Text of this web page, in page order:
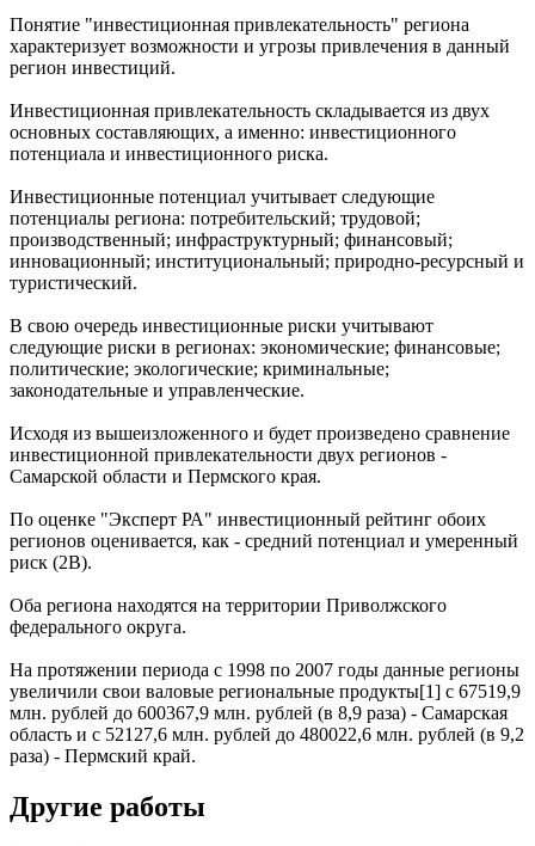
Понятие "инвестиционная привлекательность" региона
характеризует возможности и угрозы привлечения в данный
регион инвестиций.
Инвестиционная привлекательность складывается из двух
основных составляющих, а именно: инвестиционного
потенциала и инвестиционного риска.
Инвестиционные потенциал учитывает следующие
потенциалы региона: потребительский; трудовой;
производственный; инфраструктурный; финансовый;
инновационный; институциональный; природно-ресурсный и
туристический.
В свою очередь инвестиционные риски учитывают
следующие риски в регионах: экономические; финансовые;
политические; экологические; криминальные;
законодательные и управленческие.
Исходя из вышеизложенного и будет произведено сравнение
инвестиционной привлекательности двух регионов -
Самарской области и Пермского края.
По оценке "Эксперт РА" инвестиционный рейтинг обоих
регионов оценивается, как - средний потенциал и умеренный
риск (2В).
Оба региона находятся на территории Приволжского
федерального округа.
На протяжении периода с 1998 по 2007 годы данные регионы
увеличили свои валовые региональные продукты[1] с 67519,9
млн. рублей до 600367,9 млн. рублей (в 8,9 раза) - Самарская
область и с 52127,6 млн. рублей до 480022,6 млн. рублей (в 9,2
раза) - Пермский край.
Другие работы